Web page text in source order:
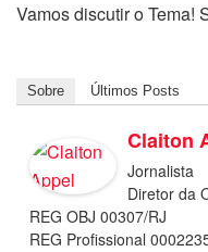
Vamos discutir o Tema!
Sobre Últimos Posts
Claiton
Jornalista
Diretor da
REG OBJ 00307/RJ
REG Profissional